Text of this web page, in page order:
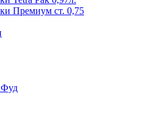
Премиум ст. 0,75